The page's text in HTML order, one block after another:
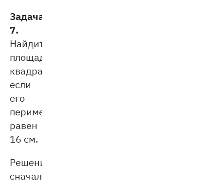
Задача
7.
Найдите
площадь
квaдрата,
если
его
периметр
равен
16 см.
Решение:
сначала